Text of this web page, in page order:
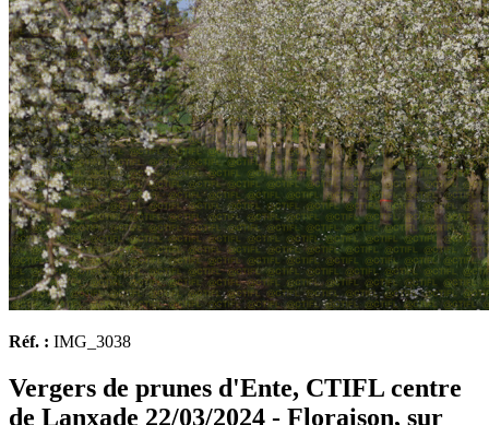
Réf. : IMG_3038
Vergers de prunes d'Ente, CTIFL centre
de Lanxade 22/03/2024 - Floraison, sur